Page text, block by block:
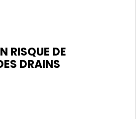
RISQUE DE
DRAINS